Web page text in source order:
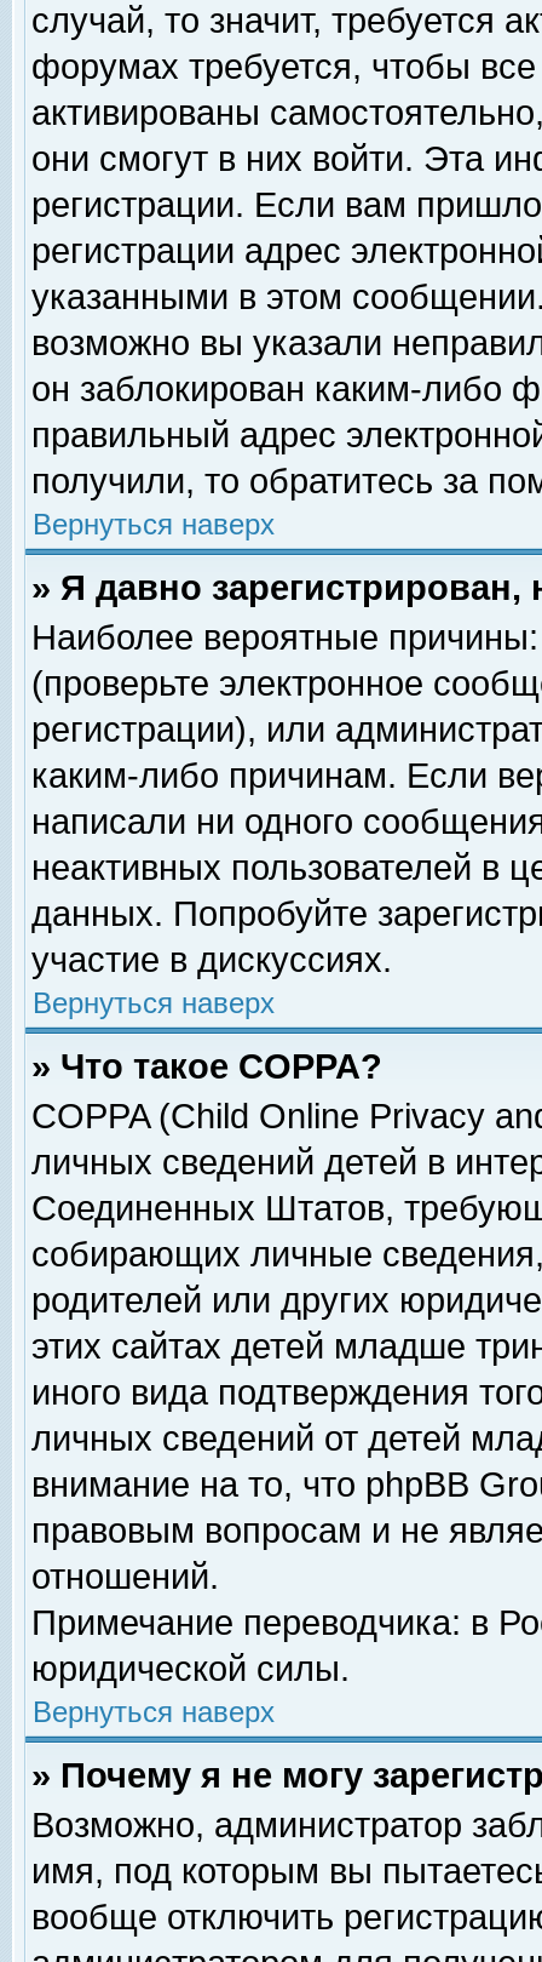
случай, то значит, требуется
форумах требуется, чтобы
активированы
они смогут в них войти. Эта
регистрации. Если вам
регистрации адрес
указанными в этом
возможно вы указали
он заблокирован каким-либо
правильный адрес
получили, то обратитесь за
Вернуться наверх
» Я давно
Наиболее вероятные
(проверьте электронное
регистрации), или
каким-либо причинам. Если
написали ни одного
неактивных пользователей в
данных. Попробуйте
участие в дискуссиях.
Вернуться наверх
» Что такое COPPA?
COPPA (Child Online Privacy
личных сведений детей в
Соединенных Штатов,
собирающих личные
родителей или других
этих сайтах детей младше
иного вида подтверждения
личных сведений от детей
внимание на то, что phpBB
правовым вопросам и не
отношений.
Примечание переводчика: в
юридической силы.
Вернуться наверх
» Почему я не могу
Возможно, администратор
имя, под которым вы
вообще отключить